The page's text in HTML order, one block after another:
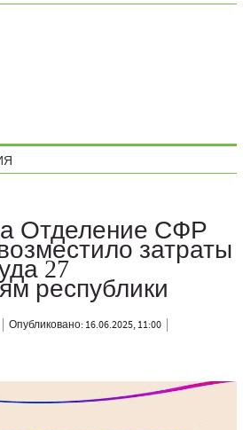
Отделение СФР
затраты
27
республики
Опубликовано: 16.06.2025, 11:00